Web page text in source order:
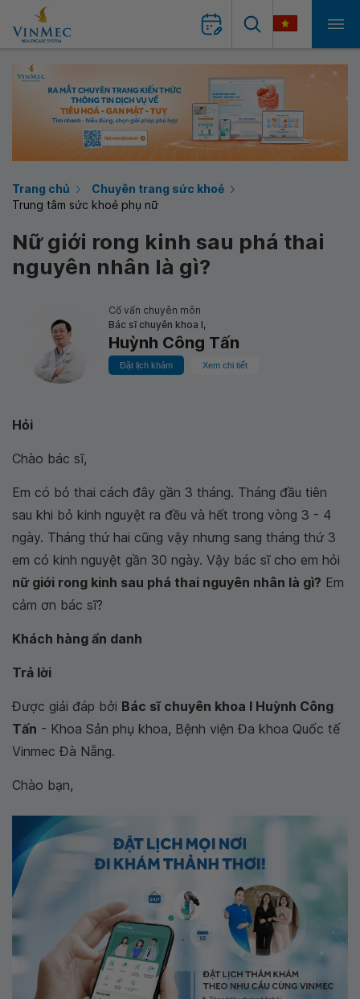
Trang chủ
Chuyên trang sức khoẻ
Trung tâm sức khoẻ phụ nữ
Nữ giới rong kinh sau phá thai
nguyên nhân là gì?
Cố vấn chuyên môn
Bác sĩ chuyên khoa I,
Huỳnh Công Tấn
Đặt lịch khám Xem chi tiết
Hỏi
Chào bác sĩ,
Em có bỏ thai cách đây gần 3 tháng. Tháng đầu tiên
sau khi bỏ kinh nguyệt ra đều và hết trong vòng 3 - 4
ngày. Tháng thứ hai cũng vậy nhưng sang tháng thứ 3
em có kinh nguyệt gần 30 ngày. Vậy bác sĩ cho em hỏi
nữ giới rong kinh sau phá thai nguyên nhân là gì? Em
cảm ơn bác sĩ?
Khách hàng ẩn danh
Trả lời
Được giải đáp bởi Bác sĩ chuyên khoa I Huỳnh Công
Tấn - Khoa Sản phụ khoa, Bệnh viện Đa khoa Quốc tế
Vinmec Đà Nẵng.
Chào bạn,